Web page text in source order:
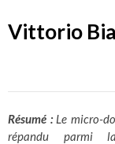
Vittorio
Résumé :Le micro-
répandu parmi